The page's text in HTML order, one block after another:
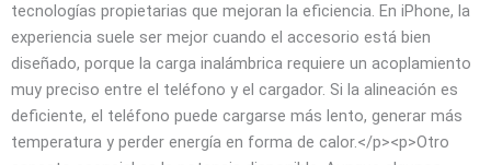
tecnologías propietarias que mejoran la eficiencia. En iPhone, la
experiencia suele ser mejor cuando el accesorio está bien
diseñado, porque la carga inalámbrica requiere un acoplamiento
muy preciso entre el teléfono y el cargador. Si la alineación es
deficiente, el teléfono puede cargarse más lento, generar más
temperatura y perder energía en forma de calor.</p><p>Otro